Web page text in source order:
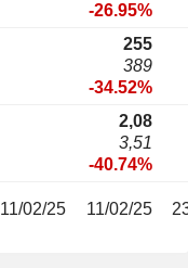
-26.95%
255
389
-34.52%
2,08
3,51
-40.74%
11/02/25 11/02/25